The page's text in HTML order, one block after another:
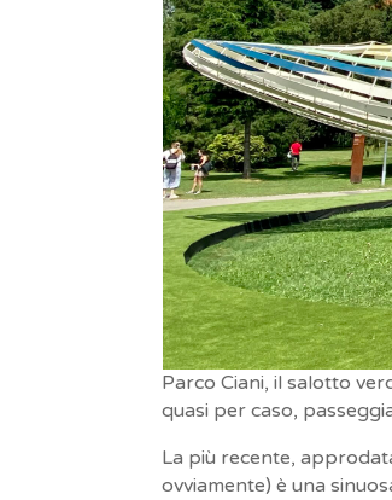
Parco Ciani, il salotto
quasi per caso,
La più recente,
ovviamente) è una